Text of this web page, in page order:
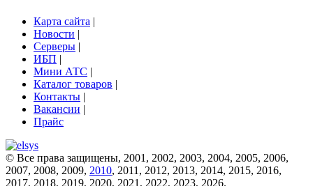
Карта сайта |
Новости |
Серверы |
ИБП |
Мини АТС |
Каталог товаров |
Контакты |
Вакансии |
Прайс
© Все права защищены, 2001, 2002, 2003, 2004, 2005, 2006,
2007, 2008, 2009, 2010, 2011, 2012, 2013, 2014, 2015, 2016,
2017, 2018, 2019, 2020, 2021, 2022, 2023, 2026.